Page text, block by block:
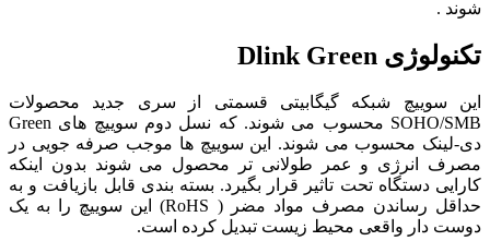
شوند .
تکنولوژی Dlink Green
این سوییچ شبکه گیگابیتی قسمتی از سری جدید محصولات
SOHO/SMB محسوب می شوند. که نسل دوم سوییچ های Green
دی-لینک محسوب می شوند. این سوییچ ها موجب صرفه جویی در
مصرف انرژی و عمر طولانی تر محصول می شوند بدون اینکه
کارایی دستگاه تحت تاثیر قرار بگیرد. بسته بندی قابل بازیافت و به
حداقل رساندن مصرف مواد مضر ( RoHS) این سوییچ را به یک
دوست دار واقعی محیط زیست تبدیل کرده است.